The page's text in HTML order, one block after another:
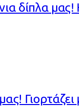
δίπλα μας!